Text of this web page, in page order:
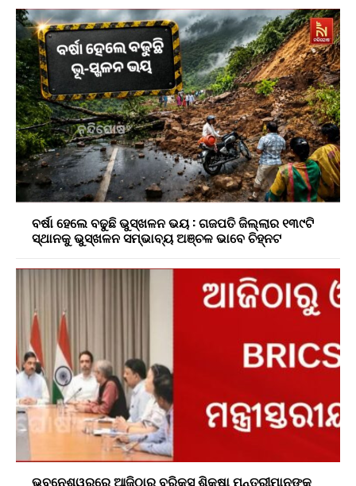
ବର୍ଷା ହେଲେ ବଢୁଛି ଭୁସ୍ଖଳନ ଭୟ : ଗଜପତି ଜିଲ୍ଲାର ୧୩୯ଟି
ସ୍ଥାନକୁ ଭୁସ୍ଖଳନ ସମ୍ଭାବ୍ୟ ଅଞ୍ଚଳ ଭାବେ ଚିହ୍ନଟ
ଭୁବନେଶ୍ୱରରେ ଆଜିଠାରୁ ବ୍ରିକ୍ସ ଶିକ୍ଷା ମନ୍ତ୍ରୀମାନଙ୍କ